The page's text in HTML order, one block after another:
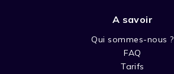
A savoir
Qui sommes-nous ?
FAQ
Tarifs